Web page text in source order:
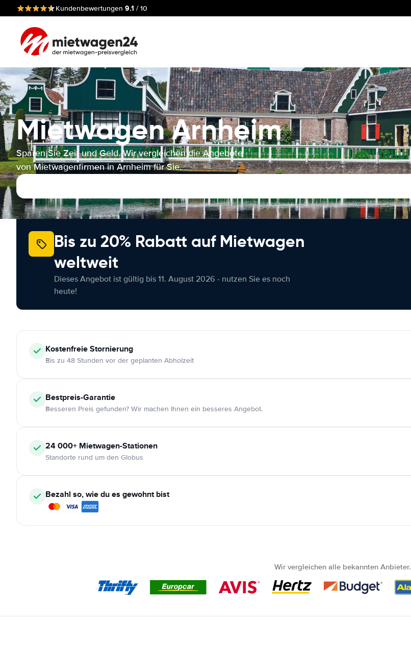
Kundenbewertungen 9.1 / 10
Mietwagen Arnheim
Sparen Sie Zeit und Geld. Wir vergleichen die Angebote
von Mietwagenfirmen in Arnheim für Sie.
Bis zu 20% Rabatt auf Mietwagen
weltweit
Dieses Angebot ist gültig bis 11. August 2026 - nutzen Sie es noch
heute!
KostenfreieStornierung
Bis zu 48 Stunden vor der geplanten Abholzeit
Bestpreis-Garantie
Besseren Preis gefunden? Wir machen Ihnen ein besseres Angebot.
24 000+ Mietwagen-Stationen
Standorte rund um den Globus
Bezahl so, wie du es gewohnt bist
Wir vergleichen alle bekannten Anbieter.